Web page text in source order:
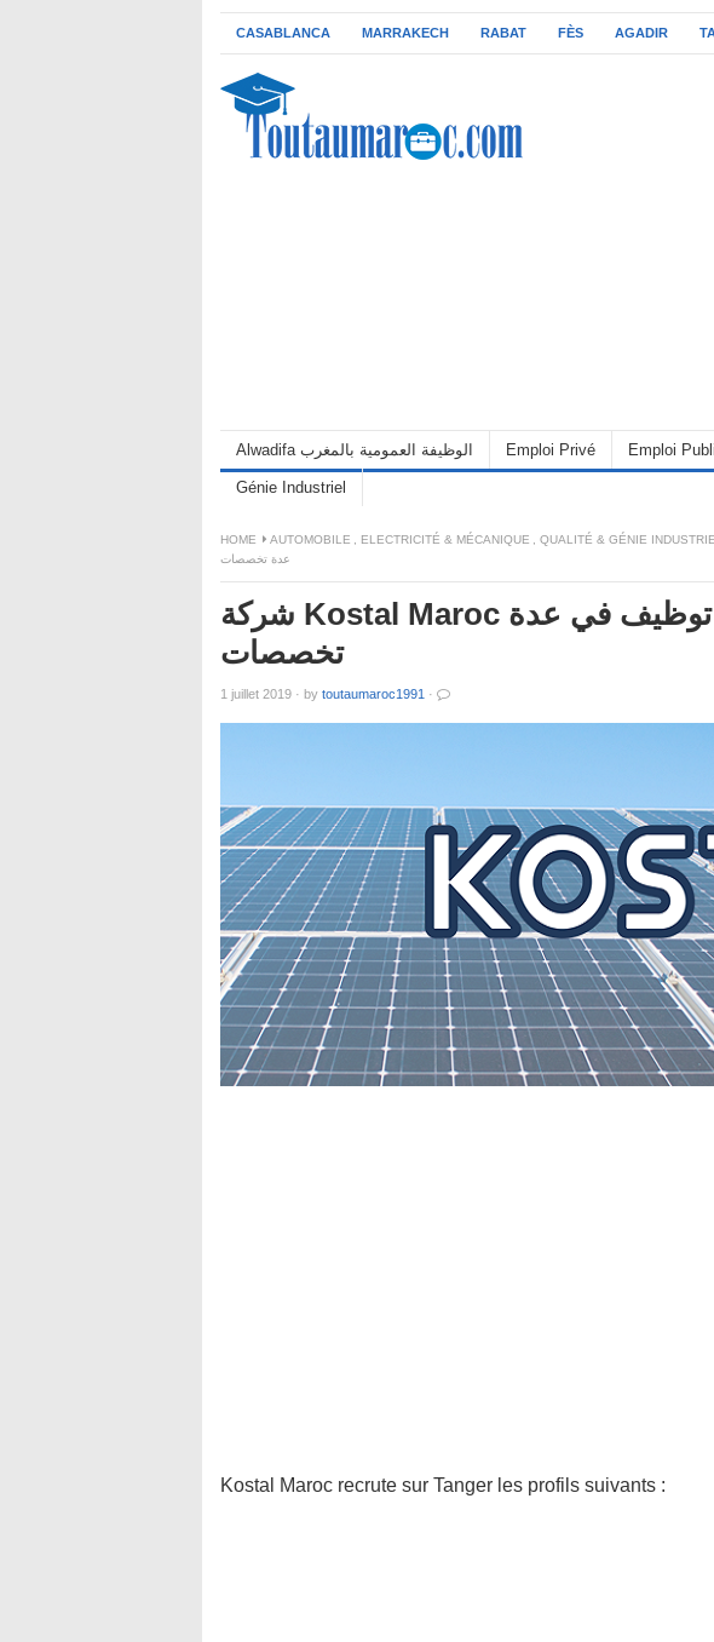
CASABLANCA MARRAKECH RABAT FÈS AGADIR
Alwadifa الوظيفة العمومية بالمغرب Emploi Privé Emploi
Génie Industriel
HOME AUTOMOBILE ELECTRICITÉ & MÉCANIQUE QUALITÉ & GÉNIE
عدة تخصصات
شركة Kostal Maroc تعلن عن حملة توظيف في عدة
تخصصات
1 juillet 2019 · by toutaumaroc1991 ·
Kostal Maroc recrute sur Tanger les profils suivants :